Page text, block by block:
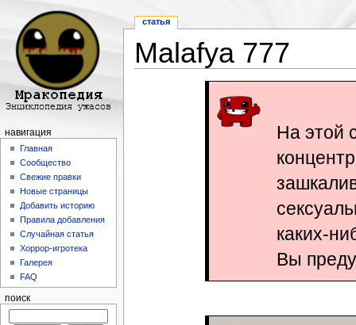
Malafya 777
На этой
каких-
Вы
статья
навигация
Главная
Сообщество
Свежие правки
Новые страницы
Добавить историю
Правила добавления
Случайная статья
Хоррор-игротека
Галерея
FAQ
поиск